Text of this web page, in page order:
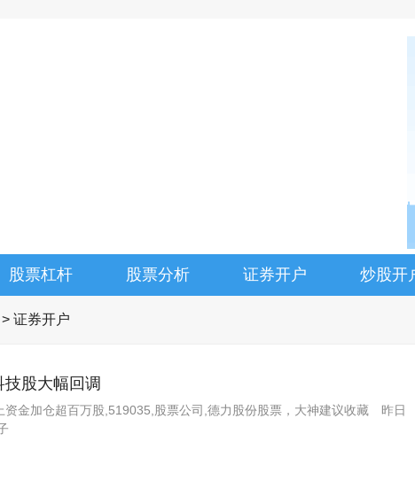
股票杠杆 股票分析 证券开户 炒股开
> 证券开户
股大幅回调
金加仓超百万股,519035,股票公司,德力股份股票，大神建议收藏 昨日